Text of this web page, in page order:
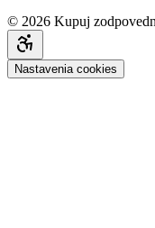
© 2026 Kupuj
Nastavenia cookies